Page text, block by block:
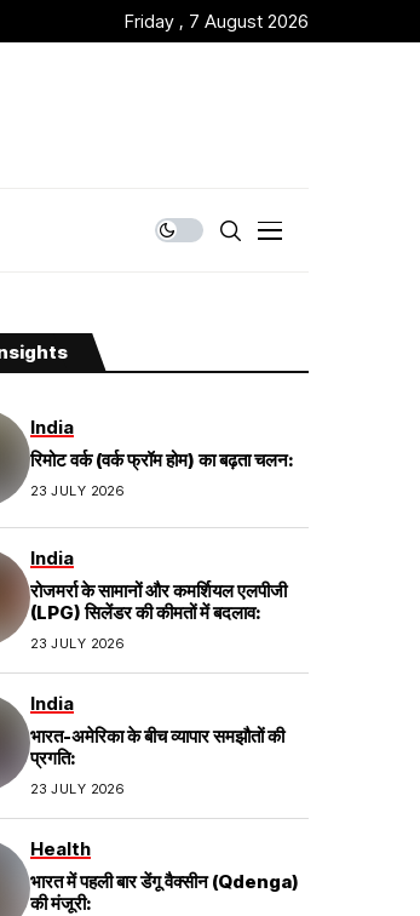
Friday , 7 August 2026
India
रिमोट वर्क (वर्क फ्रॉम होम) का बढ़ता चलन:
23 JULY 2026
India
रोजमर्रा के सामानों और कमर्शियल एलपीजी
(LPG) सिलेंडर की कीमतों में बदलाव:
23 JULY 2026
India
भारत-अमेरिका के बीच व्यापार समझौतों की
प्रगति:
23 JULY 2026
Health
भारत में पहली बार डेंगू वैक्सीन (Qdenga)
की मंजूरी: